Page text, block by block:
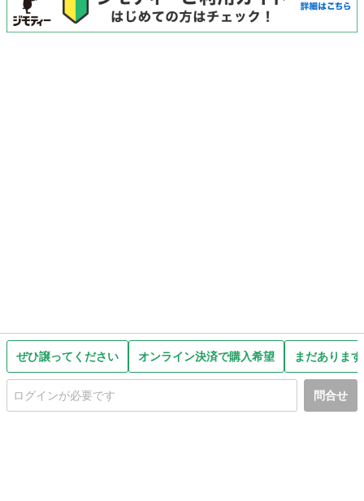
ぜひ譲ってください オンライン決済で購入希望 まだありま
問合せ